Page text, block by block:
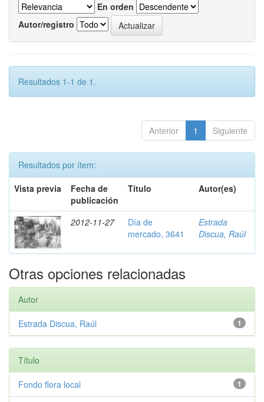
En orden
Autor/registro
Resultados 1-1 de 1.
Anterior 1 Siguiente
Resultados por ítem:
Vista previa
Fecha de
publicación
Título Autor(es)
2012-11-27
Día de
mercado, 3641
Estrada
Discua, Raúl
Otras opciones relacionadas
Autor
1
Estrada Discua, Raúl
Título
1
Fondo flora local